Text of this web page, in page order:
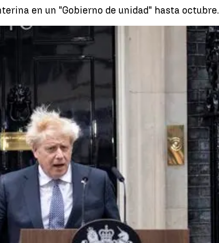
en un "Gobierno de unidad" hasta octubre.
Boris Johnson continuará como primer ministro de Reino Unido hasta
Whatsapp
Facebook Linkedin
El proceso para elegir nuevo
ha anunciado hoy que